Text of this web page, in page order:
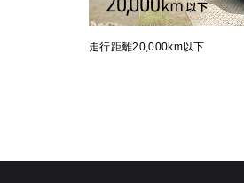
走行距離20,000km以下